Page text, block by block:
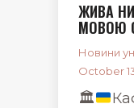
ЖИВА
МОВОЮ
Новини
October
🏛